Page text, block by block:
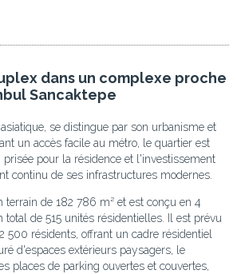
dans un complexe proche
Sancaktepe
se distingue par son urbanisme et
un accès facile au métro, le quartier est
prisée pour la résidence et l'investissement
continu de ses infrastructures modernes.
terrain de 182 786 m² et est conçu en 4
total de 515 unités résidentielles. Il est prévu
500 résidents, offrant un cadre résidentiel
d'espaces extérieurs paysagers, le
places de parking ouvertes et couvertes,